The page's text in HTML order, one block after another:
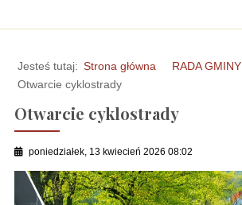
Jesteś tutaj: Strona główna RADA GMINY
Otwarcie cyklostrady
Otwarcie cyklostrady
poniedziałek, 13 kwiecień 2026 08:02